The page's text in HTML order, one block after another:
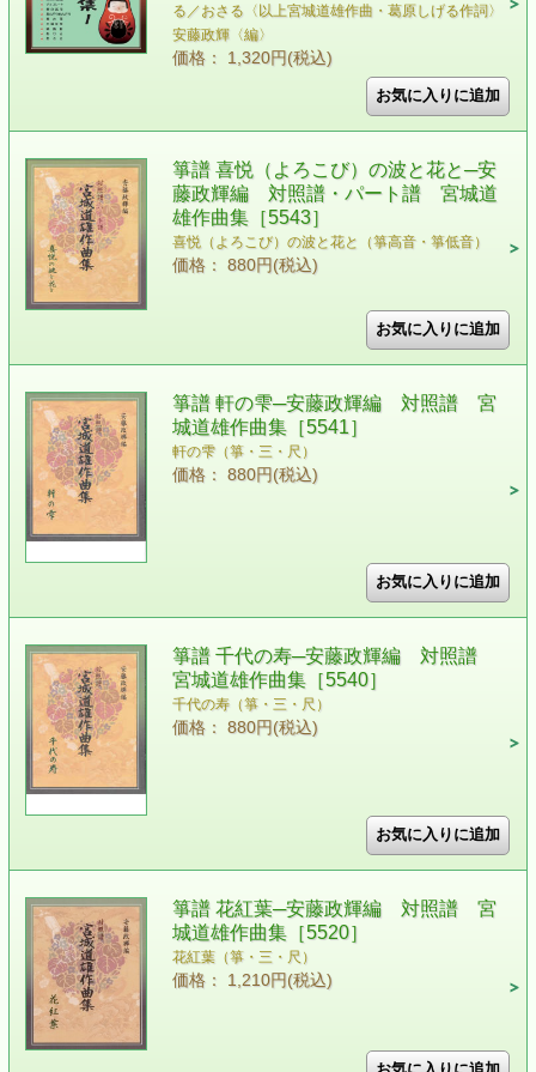
る／おさる〈以上宮城道雄作曲・葛原しげる作詞〉
安藤政輝〈編〉
価格： 1,320円(税込)
箏譜 喜悦（よろこび）の波と花と─安
藤政輝編 対照譜・パート譜 宮城道
雄作曲集［5543］
喜悦（よろこび）の波と花と（箏高音・箏低音）
価格： 880円(税込)
箏譜 軒の雫─安藤政輝編 対照譜 宮
城道雄作曲集［5541］
軒の雫（箏・三・尺）
価格： 880円(税込)
箏譜 千代の寿─安藤政輝編 対照譜
宮城道雄作曲集［5540］
千代の寿（箏・三・尺）
価格： 880円(税込)
箏譜 花紅葉─安藤政輝編 対照譜 宮
城道雄作曲集［5520］
花紅葉（箏・三・尺）
価格： 1,210円(税込)